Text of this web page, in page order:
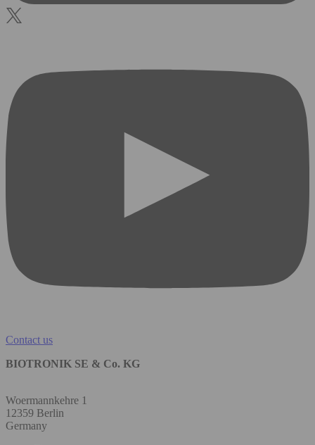
Contact us
BIOTRONIK SE & Co. KG
Woermannkehre 1
12359 Berlin
Germany